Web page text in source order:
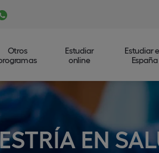
Otros
Estudiar
online
Estudiar
España
EN